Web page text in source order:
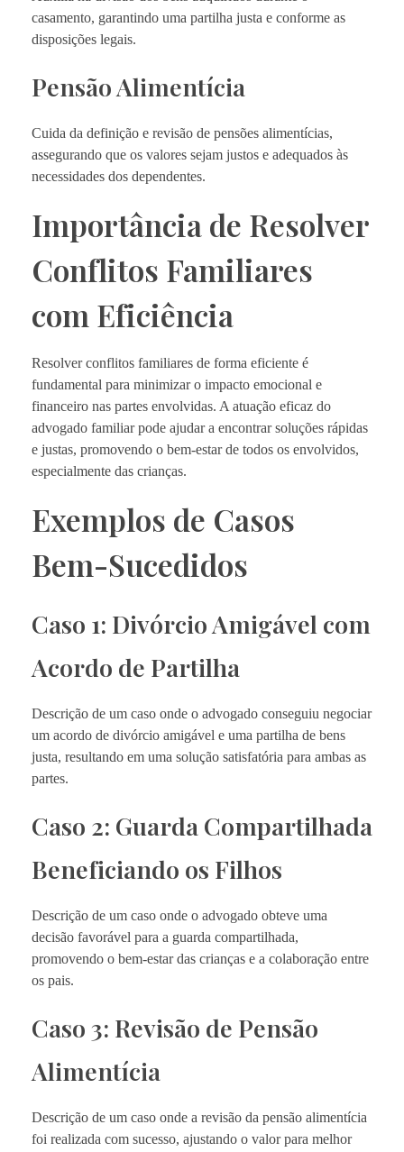
casamento, garantindo uma partilha justa e conforme as
disposições legais.
Pensão Alimentícia
Cuida da definição e revisão de pensões alimentícias,
assegurando que os valores sejam justos e adequados às
necessidades dos dependentes.
Importância de Resolver
Conflitos Familiares
com Eficiência
Resolver conflitos familiares de forma eficiente é
fundamental para minimizar o impacto emocional e
financeiro nas partes envolvidas. A atuação eficaz do
advogado familiar pode ajudar a encontrar soluções rápidas
e justas, promovendo o bem-estar de todos os envolvidos,
especialmente das crianças.
Exemplos de Casos
Bem-Sucedidos
Caso 1: Divórcio Amigável com
Acordo de Partilha
Descrição de um caso onde o advogado conseguiu negociar
um acordo de divórcio amigável e uma partilha de bens
justa, resultando em uma solução satisfatória para ambas as
partes.
Caso 2: Guarda Compartilhada
Beneficiando os Filhos
Descrição de um caso onde o advogado obteve uma
decisão favorável para a guarda compartilhada,
promovendo o bem-estar das crianças e a colaboração entre
os pais.
Caso 3: Revisão de Pensão
Alimentícia
Descrição de um caso onde a revisão da pensão alimentícia
foi realizada com sucesso, ajustando o valor para melhor